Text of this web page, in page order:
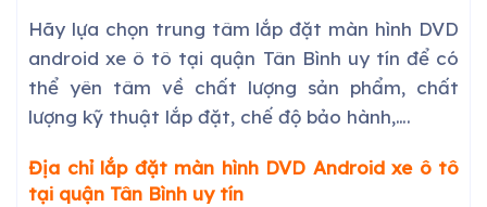
Hãy lựa chọn trung tâm lắp đặt màn hình DVD
android xe ô tô tại quận Tân Bình uy tín để có
thể yên tâm về chất lượng sản phẩm, chất
lượng kỹ thuật lắp đặt, chế độ bảo hành,….
Địa chỉ lắp đặt màn hình DVD Android xe ô tô
tại quận Tân Bình uy tín